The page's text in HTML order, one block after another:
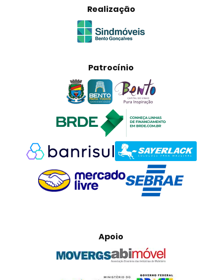
Realização
Patrocínio
Apoio